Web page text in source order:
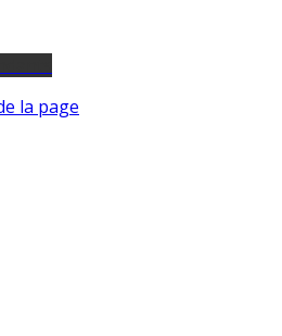
la page